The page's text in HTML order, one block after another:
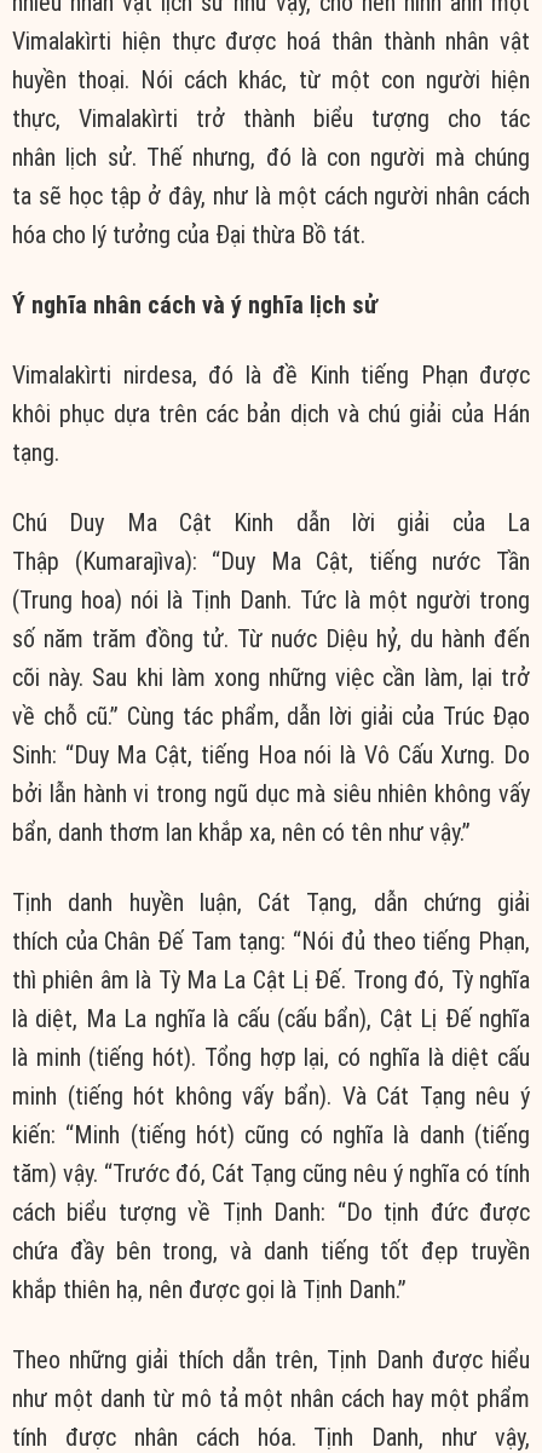
Vimalakìrti hiện thực được hoá thân thành nhân vật
huyền thoại. Nói cách khác, từ một con người hiện
thực, Vimalakìrti trở thành biểu tượng cho tác
nhân lịch sử. Thế nhưng, đó là con người mà chúng
ta sẽ học tập ở đây, như là một cách người nhân cách
hóa cho lý tưởng của Đại thừa Bồ tát.
Ý nghĩa nhân cách và ý nghĩa lịch sử
Vimalakìrti nirdesa, đó là đề Kinh tiếng Phạn được
khôi phục dựa trên các bản dịch và chú giải của Hán
tạng.
Chú Duy Ma Cật Kinh dẫn lời giải của La
Thập (Kumarajìva): “Duy Ma Cật, tiếng nước Tần
(Trung hoa) nói là Tịnh Danh. Tức là một người trong
số năm trăm đồng tử. Từ nuớc Diệu hỷ, du hành đến
cõi này. Sau khi làm xong những việc cần làm, lại trở
về chỗ cũ.” Cùng tác phẩm, dẫn lời giải của Trúc Đạo
Sinh: “Duy Ma Cật, tiếng Hoa nói là Vô Cấu Xưng. Do
bởi lẫn hành vi trong ngũ dục mà siêu nhiên không vấy
bẩn, danh thơm lan khắp xa, nên có tên như vậy.”
Tịnh danh huyền luận, Cát Tạng, dẫn chứng giải
thích của Chân Đế Tam tạng: “Nói đủ theo tiếng Phạn,
thì phiên âm là Tỳ Ma La Cật Lị Đế. Trong đó, Tỳ nghĩa
là diệt, Ma La nghĩa là cấu (cấu bẩn), Cật Lị Đế nghĩa
là minh (tiếng hót). Tổng hợp lại, có nghĩa là diệt cấu
minh (tiếng hót không vấy bẩn). Và Cát Tạng nêu ý
kiến: “Minh (tiếng hót) cũng có nghĩa là danh (tiếng
tăm) vậy. “Trước đó, Cát Tạng cũng nêu ý nghĩa có tính
cách biểu tượng về Tịnh Danh: “Do tịnh đức được
chứa đầy bên trong, và danh tiếng tốt đẹp truyền
khắp thiên hạ, nên được gọi là Tịnh Danh.”
Theo những giải thích dẫn trên, Tịnh Danh được hiểu
như một danh từ mô tả một nhân cách hay một phẩm
tính được nhân cách hóa. Tịnh Danh, như vậy,